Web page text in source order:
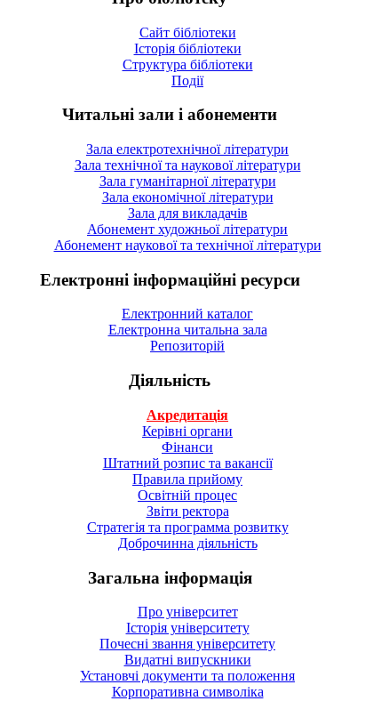
Сайт бібліотеки
Історія бібліотеки
Структура бібліотеки
Події
Читальні зали і абонементи
Зала електротехнічної літератури
Зала технічної та наукової літератури
Зала гуманітарної літератури
Зала економічної літератури
Зала для викладачів
Абонемент художньої літератури
Абонемент наукової та технічної літератури
Електронні інформаційні ресурси
Електронний каталог
Електронна читальна зала
Репозиторій
Діяльність
Акредитація
Керівні органи
Фінанси
Штатний розпис та вакансії
Правила прийому
Освітній процес
Звіти ректора
Стратегія та программа розвитку
Доброчинна діяльність
Загальна інформація
Про університет
Історія університету
Почесні звання університету
Видатні випускники
Установчі документи та положення
Корпоративна символiка